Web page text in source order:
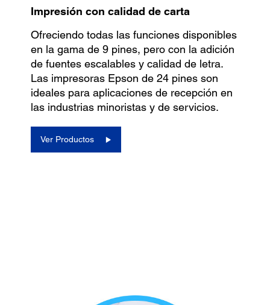
Impresión con calidad de carta
Ofreciendo todas las funciones disponibles
en la gama de 9 pines, pero con la adición
de fuentes escalables y calidad de letra.
Las impresoras Epson de 24 pines son
ideales para aplicaciones de recepción en
las industrias minoristas y de servicios.
Ver Productos